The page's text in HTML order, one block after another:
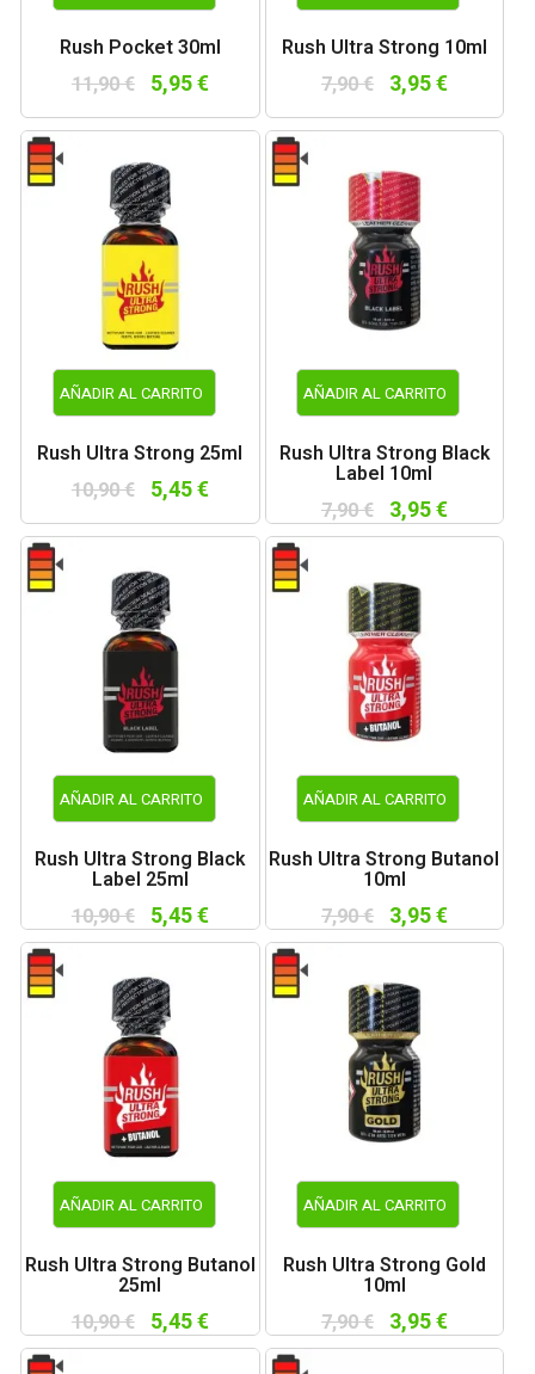
Rush Pocket 30ml
11,90 € 5,95 €
Rush Ultra Strong 10ml
7,90 € 3,95 €
AÑADIR AL CARRITO
Rush Ultra Strong 25ml
10,90 € 5,45 €
AÑADIR AL CARRITO
Rush Ultra Strong Black
Label 10ml
7,90 € 3,95 €
AÑADIR AL CARRITO
Rush Ultra Strong Black
Label 25ml
10,90 € 5,45 €
AÑADIR AL CARRITO
Rush Ultra Strong Butanol
10ml
7,90 € 3,95 €
AÑADIR AL CARRITO
Rush Ultra Strong Butanol
25ml
10,90 € 5,45 €
AÑADIR AL CARRITO
Rush Ultra Strong Gold
10ml
7,90 € 3,95 €